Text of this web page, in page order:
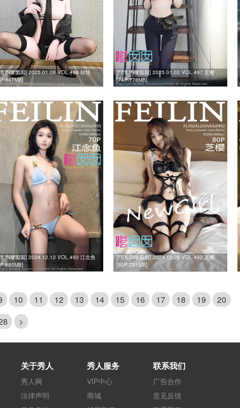
嗲囡囡] 2025.01.08 VOL.498 软情
947MB]
[FEILIN嗲囡囡] 2025.01.02 VOL.497 芝樱
[74P-778MB]
嗲囡囡] 2024.12.12 VOL.493 江念鱼
880MB]
[FEILIN嗲囡囡] 2024.12.09 VOL.492 芝樱
[80P-731MB]
10 11 12 13 14 15 16 17 18 19
20
>
关于秀人
秀人网
法律声明
秀人服务
VIP中心
商城
联系我们
广告合作
意见反馈